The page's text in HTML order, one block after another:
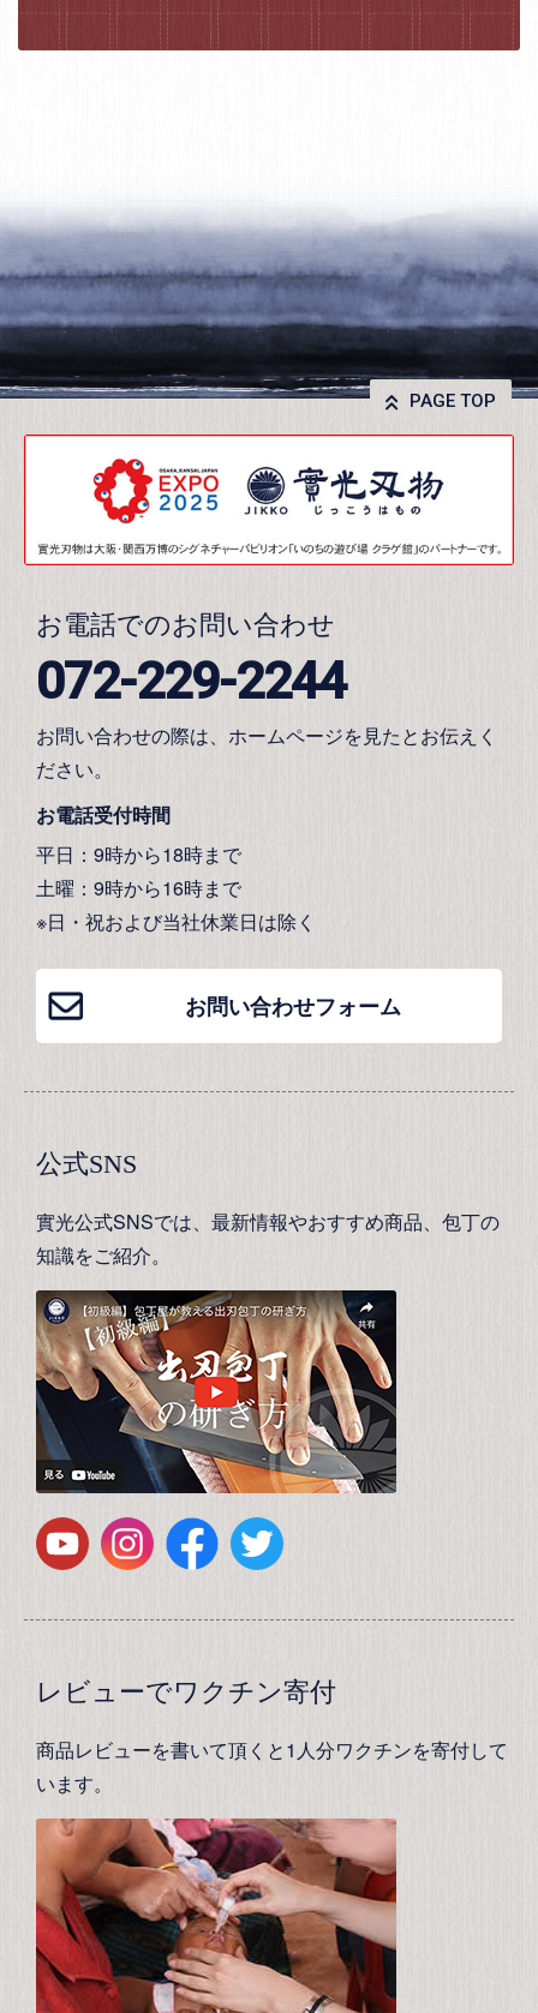
PAGE TOP
お電話でのお問い合わせ
072-229-2244
お問い合わせの際は、ホームページを見たとお伝えく
ださい。
お電話受付時間
平日：9時から18時まで
土曜：9時から16時まで
※日・祝および当社休業日は除く
お問い合わせフォーム
公式SNS
實光公式SNSでは、最新情報やおすすめ商品、包丁の
知識をご紹介。
レビューでワクチン寄付
商品レビューを書いて頂くと1人分ワクチンを寄付して
います。